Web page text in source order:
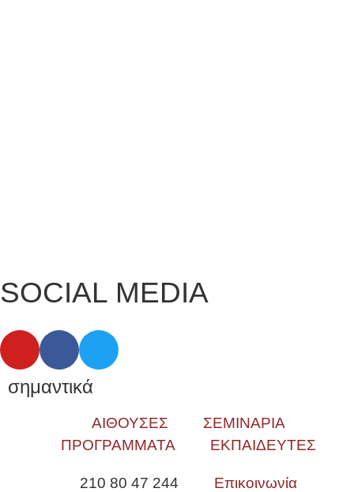
SOCIAL MEDIA
σημαντικά
ΑΙΘΟΥΣΕΣ
ΣΕΜΙΝΑΡΙΑ
ΠΡΟΓΡΑΜΜΑΤΑ
ΕΚΠΑΙΔΕΥΤΕΣ
210 80 47 244
Επικοινωνία